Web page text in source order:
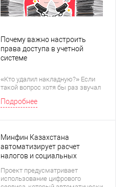
Почему важно настроить
права доступа в учетной
системе
«Кто удалил накладную?» Если
такой вопрос хотя бы раз звучал
правами доступа в учетной
Подробнее
Минфин Казахстана
автоматизирует расчет
налогов и социальных
«Расчет в один клик»
Проект предусматривает
использование цифрового